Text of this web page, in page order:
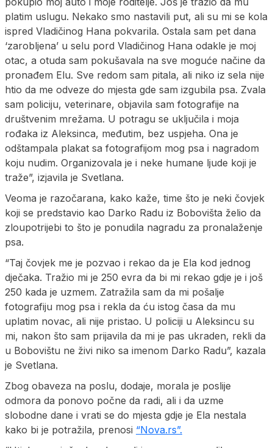
platim uslugu. Nekako smo nastavili put, ali su mi se kola
ispred Vladičinog Hana pokvarila. Ostala sam pet dana
‘zarobljena’ u selu pord Vladičinog Hana odakle je moj
otac, a otuda sam pokušavala na sve moguće načine da
pronađem Elu. Sve redom sam pitala, ali niko iz sela nije
htio da me odveze do mjesta gde sam izgubila psa. Zvala
sam policiju, veterinare, objavila sam fotografije na
društvenim mrežama. U potragu se uključila i moja
rođaka iz Aleksinca, međutim, bez uspjeha. Ona je
odštampala plakat sa fotografijom mog psa i nagradom
koju nudim. Organizovala je i neke humane ljude koji je
traže”, izjavila je Svetlana.
Veoma je razočarana, kako kaže, time što je neki čovjek
koji se predstavio kao Darko Radu iz Bobovišta želio da
zloupotrijebi to što je ponudila nagradu za pronalaženje
psa.
“Taj čovjek me je pozvao i rekao da je Ela kod jednog
dječaka. Tražio mi je 250 evra da bi mi rekao gdje je i još
250 kada je uzmem. Zatražila sam da mi pošalje
fotografiju mog psa i rekla da ću istog časa da mu
uplatim novac, ali nije pristao. U policiji u Aleksincu su
mi, nakon što sam prijavila da mi je pas ukraden, rekli da
u Bobovištu ne živi niko sa imenom Darko Radu”, kazala
je Svetlana.
Zbog obaveza na poslu, dodaje, morala je poslije
odmora da ponovo počne da radi, ali i da uzme
slobodne dane i vrati se do mjesta gdje je Ela nestala
kako bi je potražila, prenosi “Nova.rs”.